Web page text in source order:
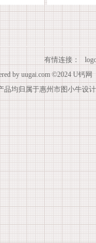
有情连接：
by uugai.com ©2024 U钙网
品均归属于惠州市图小牛设